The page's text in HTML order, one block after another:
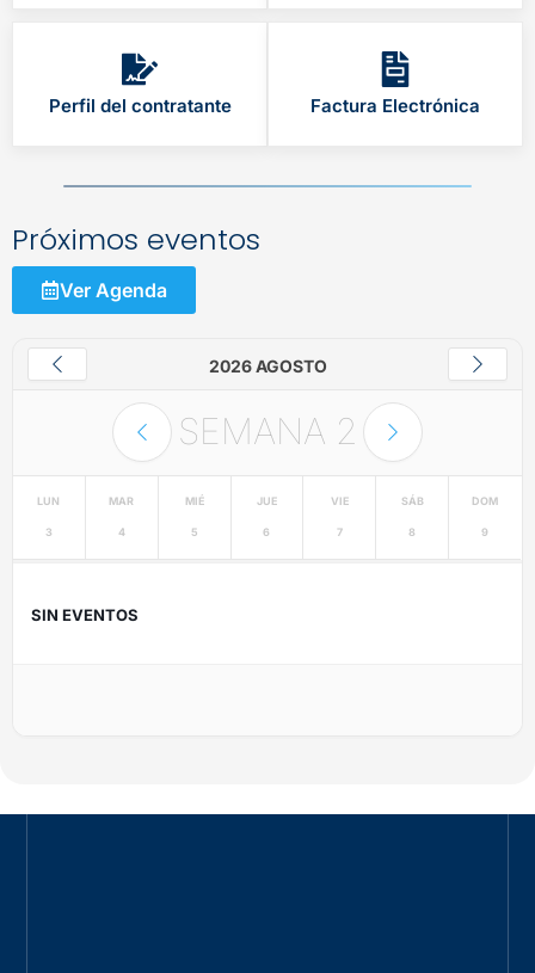
Perfil del contratante Factura Electrónica
Próximos eventos
Ver Agenda
2026 AGOSTO
SEMANA 2
LUN
3
MAR
4
MIÉ
5
JUE
6
VIE
7
SÁB
8
DOM
9
SIN EVENTOS